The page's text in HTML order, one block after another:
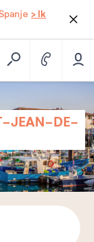
> Ik
JEAN-DE-